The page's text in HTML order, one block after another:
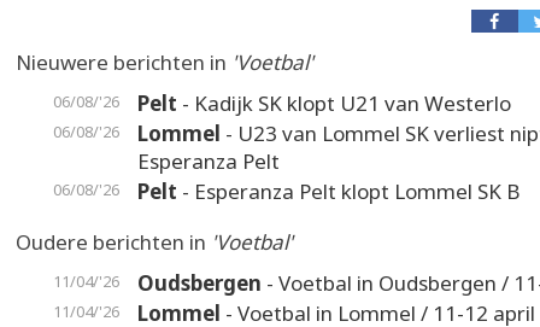
Nieuwere berichten in 'Voetbal'
06/08/'26 Pelt - Kadijk SK klopt U21 van Westerlo
06/08/'26 Lommel - U23 van Lommel SK verliest
Esperanza Pelt
06/08/'26 Pelt - Esperanza Pelt klopt Lommel SK B
Oudere berichten in 'Voetbal'
11/04/'26 Oudsbergen - Voetbal in Oudsbergen /
11/04/'26 Lommel - Voetbal in Lommel / 11-12